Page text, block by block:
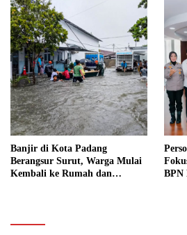
Banjir di Kota Padang
Berangsur Surut, Warga Mulai
Kembali ke Rumah dan
BPN